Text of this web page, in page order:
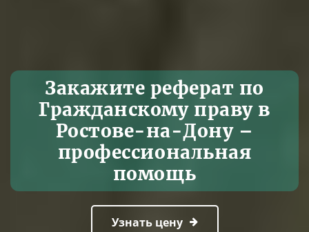
Закажите реферат по
Гражданскому праву в
Ростове-на-Дону –
профессиональная
помощь
Узнать цену